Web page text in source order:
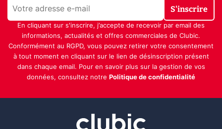
S'inscrire
En cliquant sur s'inscrire, j’accepte de recevoir par email des
informations, actualités et offres commerciales de Clubic.
Conformément au RGPD, vous pouvez retirer votre consentement
à tout moment en cliquant sur le lien de désinscription présent
dans chaque email. Pour en savoir plus sur la gestion de vos
données, consultez notre Politique de confidentialité